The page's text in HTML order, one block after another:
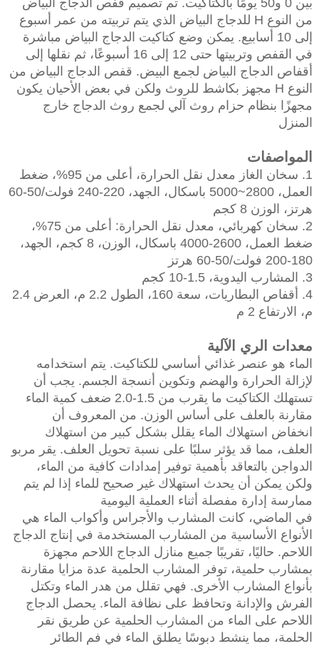
بين 0 و50 يومًا بالكتاكيت. تم تصميم قفص الدجاج البياض
من النوع H للدجاج البياض الذي يتم تربيته من عمر أسبوع
إلى 10 أسابيع. يمكن وضع كتاكيت الدجاج البياض مباشرة
في القفص وتربيتها حتى 12 إلى 16 أسبوعًا، ثم نقلها إلى
أقفاص الدجاج البياض لجمع البيض. قفص الدجاج البياض من
النوع H مجهز بكاشط للروث ولكن في بعض الأحيان يكون
مجهزًا بنظام حزام روث آلي لجمع روث الدجاج خارج
المنزل
المواصفات
1. سخان الغاز معدل نقل الحرارة، أعلى من 95%، ضغط
العمل، 2800~5000 باسكال، الجهد، 220-240 فولت/50-60
هرتز، الوزن 8 كجم
2. سخان كهربائي، معدل نقل الحرارة: أعلى من 75%،
ضغط العمل، 2600-4000 باسكال، الوزن، 8 كجم، الجهد،
180-200 فولت/50-60 هرتز
3. المشارب اليدوية، 1.5-10 كجم
4. أقفاص البطاريات، سعة 160، الطول 2.2 م، العرض 2.4
م، الارتفاع 2 م
معدات الري الآلية
الماء هو عنصر غذائي أساسي للكتاكيت. يتم استخدامه
لإزالة الحرارة والهضم وتكوين أنسجة الجسم. يجب أن
تستهلك الكتاكيت ما يقرب من 1.5-2.0 ضعف كمية الماء
مقارنة بالعلف على أساس الوزن. من المعروف أن
انخفاض استهلاك الماء يقلل بشكل كبير من استهلاك
العلف، مما قد يؤثر سلبًا على نسبة تحويل العلف. يقر مربو
الدواجن بالتعاقد بأهمية توفير إمدادات كافية من الماء،
ولكن يمكن أن يحدث استهلاك غير صحيح للماء إذا لم يتم
ممارسة إدارة مفصلة أثناء العملية اليومية
في الماضي، كانت المشارب والأجراس وأكواب الماء هي
الأنواع الأساسية من المشارب المستخدمة في إنتاج الدجاج
اللاحم. حاليًا، تقريبًا جميع منازل الدجاج اللاحم مجهزة
بمشارب حلمية، توفر المشارب الحلمية عدة مزايا مقارنة
بأنواع المشارب الأخرى. فهي تقلل من هدر الماء وتكتل
الفرش والإدانة وتحافظ على نظافة الماء. يحصل الدجاج
اللاحم على الماء من المشارب الحلمية عن طريق نقر
الحلمة، مما ينشط دبوسًا يطلق الماء في فم الطائر